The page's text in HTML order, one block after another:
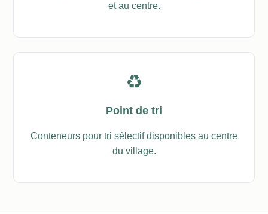
et au centre.
♻️
Point de tri
Conteneurs pour tri sélectif disponibles au centre
du village.